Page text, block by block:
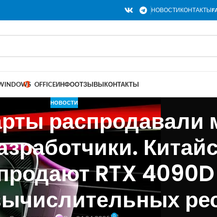
НОВОСТИКОНТАКТЫ
OFFICEИНФООТЗЫВЫКОНТАКТЫ
НОВОСТИ
распродавали
RTX
0